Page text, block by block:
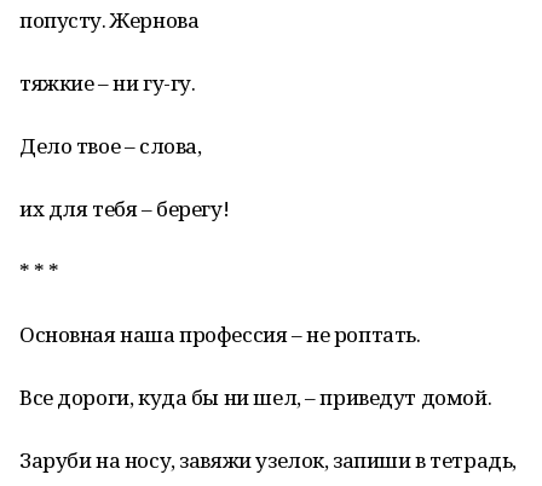
попусту. Жернова
тяжкие – ни гу-гу.
Дело твое – слова,
их для тебя – берегу!
* * *
Основная наша профессия – не роптать.
Все дороги, куда бы ни шел, – приведут домой.
Заруби на носу, завяжи узелок, запиши в тетрадь,